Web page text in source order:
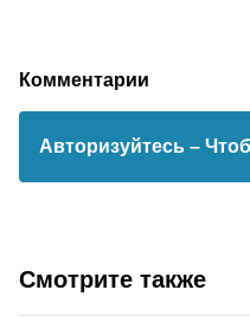
Комментарии
Авторизуйтесь –
Смотрите также